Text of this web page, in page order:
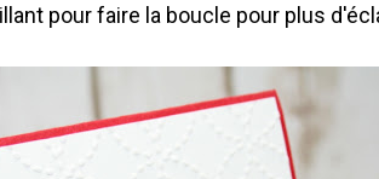
pour faire la boucle pour plus